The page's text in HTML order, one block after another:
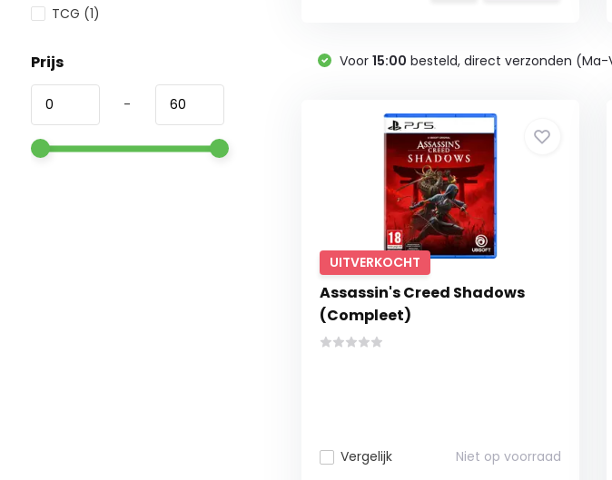
TCG (1)
Prijs
-
Voor15:00 besteld, direct verzonden (Ma-
UITVERKOCHT
Assassin's Creed Shadows
(Compleet)
Vergelijk Niet op voorraad